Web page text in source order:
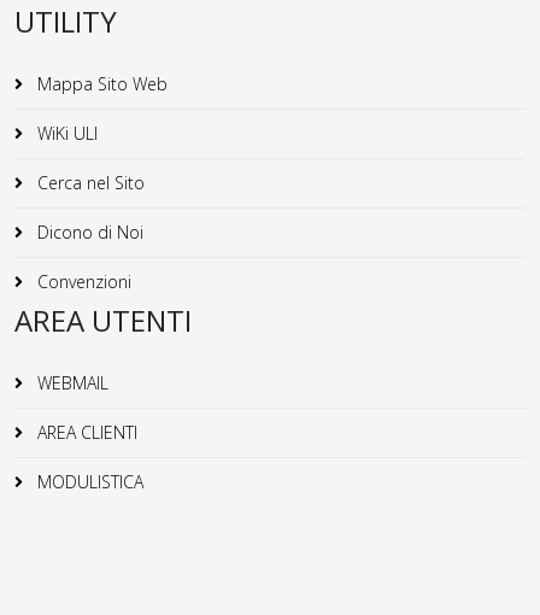
UTILITY
Mappa Sito Web
WiKi ULI
Cerca nel Sito
Dicono di Noi
Convenzioni
AREA UTENTI
WEBMAIL
AREA CLIENTI
MODULISTICA